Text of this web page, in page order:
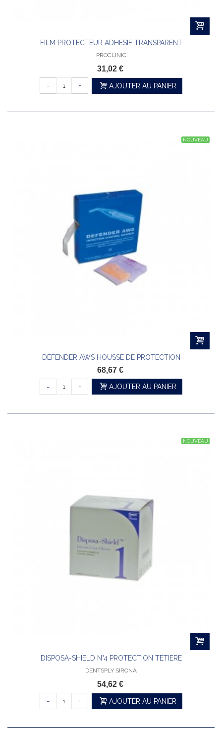
FILM PROTECTEUR ADHESIF TRANSPARENT
PROCLINIC
31,02 €
- + AJOUTER AU PANIER
NOUVEAU
DEFENDER AWS HOUSSE DE PROTECTION
68,67 €
- + AJOUTER AU PANIER
NOUVEAU
DISPOSA-SHIELD N°4 PROTECTION TETIERE
DENTSPLY SIRONA
54,62 €
- + AJOUTER AU PANIER